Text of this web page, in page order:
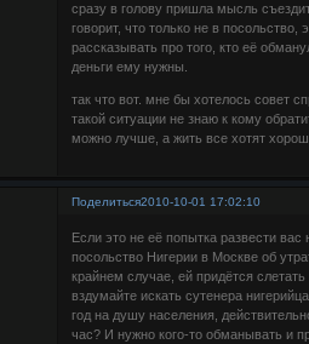
сразу в голову пришла мысль
говорит, что только не в
рассказывать про того, кто её
деньги ему нужны.
так что вот. мне бы хотелось совет
такой ситуации не знаю к кому
можно лучше, а жить все хотят
Поделиться2010-10-01 17:02:10
Если это не её попытка развести
посольство Нигерии в Москве об
крайнем случае, ей придётся
вздумайте искать сутенера
год на душу населения,
час? И нужно кого-то обманывать и